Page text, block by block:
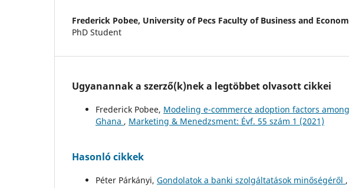
Frederick Pobee, University of Pecs Faculty of Business and
PhD Student
Ugyanannak a szerző(k)nek a legtöbbet olvasott cikkei
Frederick Pobee, Modeling e-commerce adoption factors
Ghana , Marketing & Menedzsment: Évf. 55 szám 1 (2021)
Hasonló cikkek
Péter Párkányi, Gondolatok a banki szolgáltatások minőségéről ,